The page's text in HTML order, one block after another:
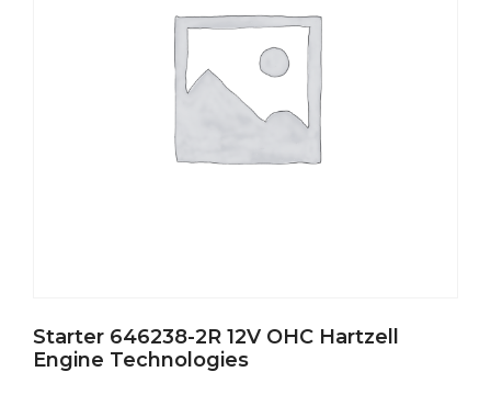
Starter 646238-2R 12V OHC Hartzell
Engine Technologies